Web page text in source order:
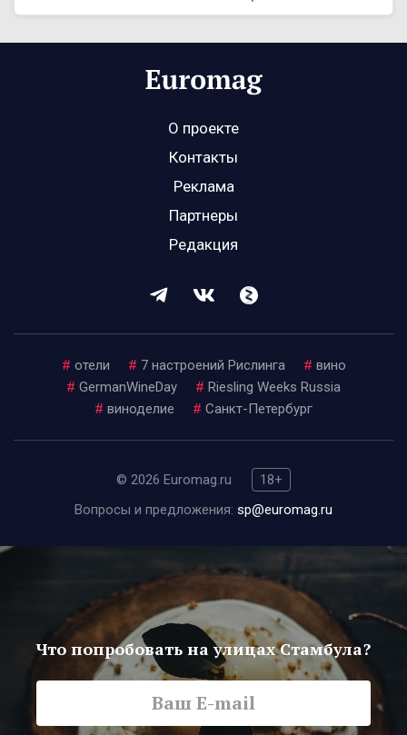
О проекте
Контакты
Реклама
Партнеры
Редакция
# отели # 7 настроений Рислинга # вино
# GermanWineDay # Riesling Weeks Russia
# виноделие # Санкт-Петербург
© 2026 Euromag.ru
18+
Вопросы и предложения: sp@euromag.ru
Что попробовать на улицах Стамбула?